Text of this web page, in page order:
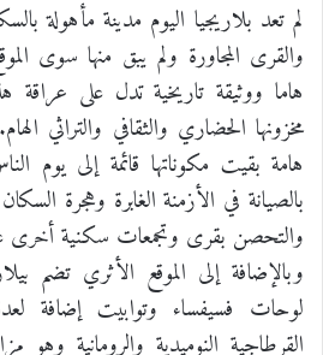
لم تعد بلاريجيا اليوم مدينة مأهولة
والقرى المجاورة ولم يبق منها سوى
هاما ووثيقة تاريخية تدل على عراقة
مخزونها الحضاري والثقافي والتراثي
هامة بقيت مكوناتها قائمة إلى يوم
بالصيانة في الأزمنة الغابرة وهجرة
والتحصن بقرى وتجمعات سكنية أخرى
وبالإضافة إلى الموقع الأثري تضم
لوحات فسيفساء وتوابيت إضافة
القرطاجية النوميدية والرومانية وهو